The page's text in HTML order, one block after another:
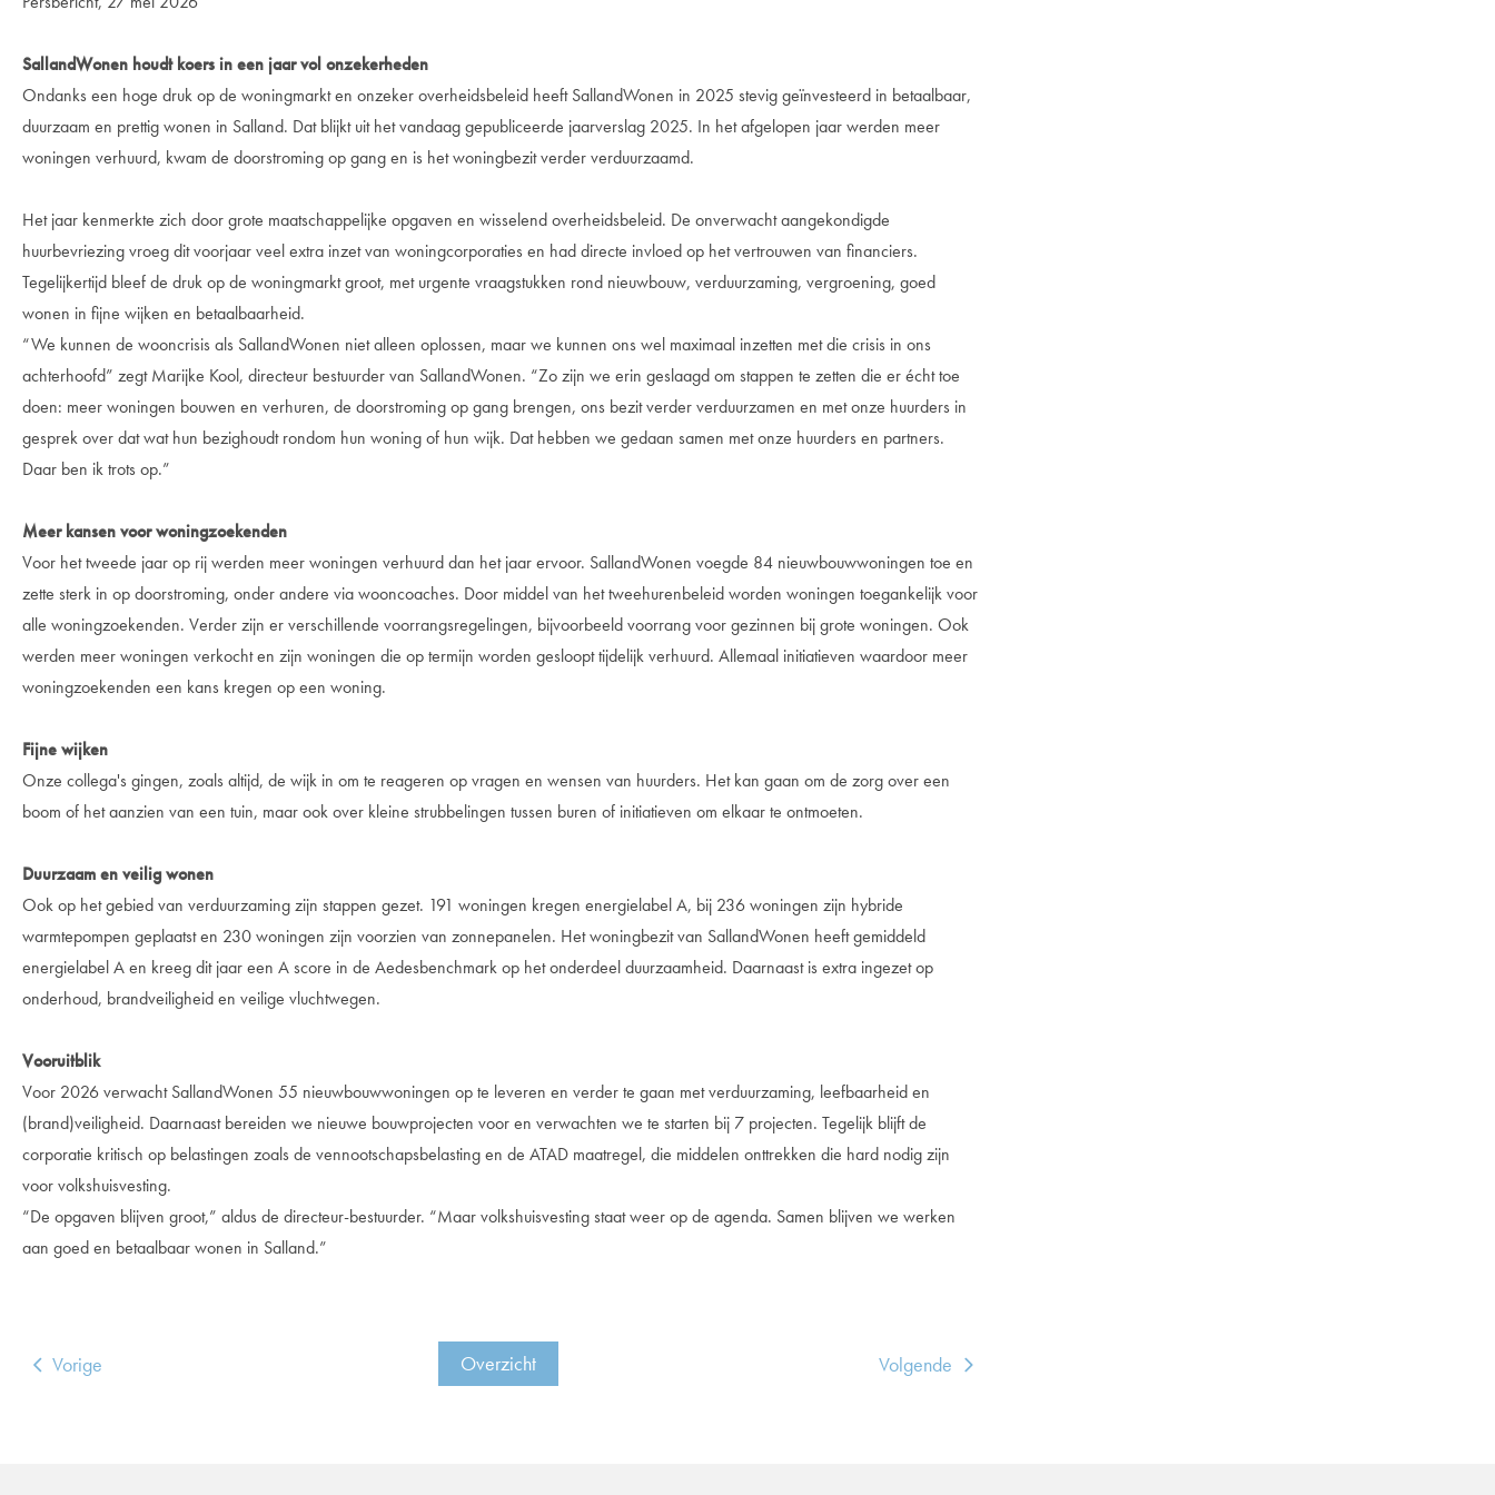
SallandWonen houdt koers in een jaar vol onzekerheden
Ondanks een hoge druk op de woningmarkt en onzeker overheidsbeleid heeft SallandWonen in 2025 stevig geïnvesteerd in betaalbaar,
duurzaam en prettig wonen in Salland. Dat blijkt uit het vandaag gepubliceerde jaarverslag 2025. In het afgelopen jaar werden meer
woningen verhuurd, kwam de doorstroming op gang en is het woningbezit verder verduurzaamd.
Het jaar kenmerkte zich door grote maatschappelijke opgaven en wisselend overheidsbeleid. De onverwacht aangekondigde
huurbevriezing vroeg dit voorjaar veel extra inzet van woningcorporaties en had directe invloed op het vertrouwen van financiers.
Tegelijkertijd bleef de druk op de woningmarkt groot, met urgente vraagstukken rond nieuwbouw, verduurzaming, vergroening, goed
wonen in fijne wijken en betaalbaarheid.
“We kunnen de wooncrisis als SallandWonen niet alleen oplossen, maar we kunnen ons wel maximaal inzetten met die crisis in ons
achterhoofd” zegt Marijke Kool, directeur bestuurder van SallandWonen. “Zo zijn we erin geslaagd om stappen te zetten die er écht toe
doen: meer woningen bouwen en verhuren, de doorstroming op gang brengen, ons bezit verder verduurzamen en met onze huurders in
gesprek over dat wat hun bezighoudt rondom hun woning of hun wijk. Dat hebben we gedaan samen met onze huurders en partners.
Daar ben ik trots op.”
Meer kansen voor woningzoekenden
Voor het tweede jaar op rij werden meer woningen verhuurd dan het jaar ervoor. SallandWonen voegde 84 nieuwbouwwoningen toe en
zette sterk in op doorstroming, onder andere via wooncoaches. Door middel van het tweehurenbeleid worden woningen toegankelijk voor
alle woningzoekenden. Verder zijn er verschillende voorrangsregelingen, bijvoorbeeld voorrang voor gezinnen bij grote woningen. Ook
werden meer woningen verkocht en zijn woningen die op termijn worden gesloopt tijdelijk verhuurd. Allemaal initiatieven waardoor meer
woningzoekenden een kans kregen op een woning.
Fijne wijken
Onze collega's gingen, zoals altijd, de wijk in om te reageren op vragen en wensen van huurders. Het kan gaan om de zorg over een
boom of het aanzien van een tuin, maar ook over kleine strubbelingen tussen buren of initiatieven om elkaar te ontmoeten.
Duurzaam en veilig wonen
Ook op het gebied van verduurzaming zijn stappen gezet. 191 woningen kregen energielabel A, bij 236 woningen zijn hybride
warmtepompen geplaatst en 230 woningen zijn voorzien van zonnepanelen. Het woningbezit van SallandWonen heeft gemiddeld
energielabel A en kreeg dit jaar een A score in de Aedesbenchmark op het onderdeel duurzaamheid. Daarnaast is extra ingezet op
onderhoud, brandveiligheid en veilige vluchtwegen.
Vooruitblik
Voor 2026 verwacht SallandWonen 55 nieuwbouwwoningen op te leveren en verder te gaan met verduurzaming, leefbaarheid en
(brand)veiligheid. Daarnaast bereiden we nieuwe bouwprojecten voor en verwachten we te starten bij 7 projecten. Tegelijk blijft de
corporatie kritisch op belastingen zoals de vennootschapsbelasting en de ATAD maatregel, die middelen onttrekken die hard nodig zijn
voor volkshuisvesting.
“De opgaven blijven groot,” aldus de directeur-bestuurder. “Maar volkshuisvesting staat weer op de agenda. Samen blijven we werken
aan goed en betaalbaar wonen in Salland.”
Volgende
Overzicht
Vorige